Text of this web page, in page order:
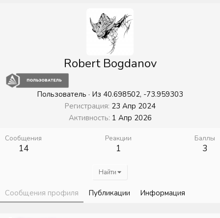
Robert Bogdanov
Пользователь · Из 40.698502, -73.959303
Регистрация 23 Апр 2024
Активность 1 Апр 2026
Сообщения
14
Реакции
1
Баллы
3
Найти
Сообщения профиля Публикации Информация